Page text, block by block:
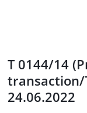
T 0144/14
transaction/
24.06.2022